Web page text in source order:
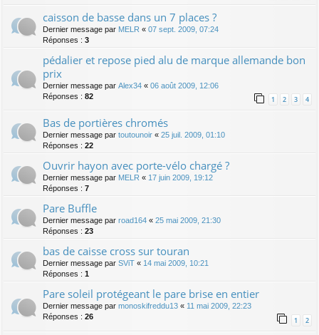
caisson de basse dans un 7 places ?
Dernier message par MELR « 07 sept. 2009, 07:24
Réponses : 3
pédalier et repose pied alu de marque allemande bon
prix
Dernier message par Alex34 « 06 août 2009, 12:06
Réponses : 82 1 2 3 4
Bas de portières chromés
Dernier message par toutounoir « 25 juil. 2009, 01:10
Réponses : 22
Ouvrir hayon avec porte-vélo chargé ?
Dernier message par MELR « 17 juin 2009, 19:12
Réponses : 7
Pare Buffle
Dernier message par road164 « 25 mai 2009, 21:30
Réponses : 23
bas de caisse cross sur touran
Dernier message par SViT « 14 mai 2009, 10:21
Réponses : 1
Pare soleil protégeant le pare brise en entier
Dernier message par monoskifreddu13 « 11 mai 2009, 22:23
Réponses : 26 1 2